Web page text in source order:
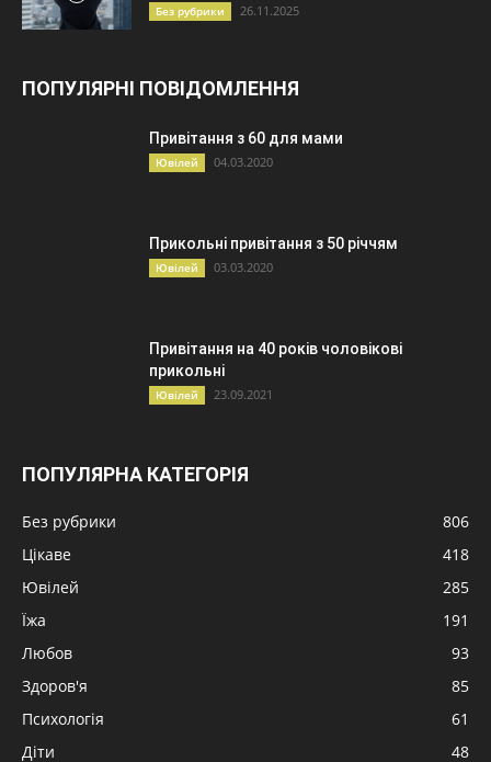
Без рубрики 26.11.2025
ПОПУЛЯРНІ ПОВІДОМЛЕННЯ
Привітання з 60 для мами
Ювілей 04.03.2020
Прикольні привітання з 50 річчям
Ювілей 03.03.2020
Привітання на 40 років чоловікові
прикольні
Ювілей 23.09.2021
ПОПУЛЯРНА КАТЕГОРІЯ
Без рубрики
806
Цікаве
418
Ювілей
285
Їжа
191
Любов
93
Здоров'я
85
Психологія
61
Діти
48